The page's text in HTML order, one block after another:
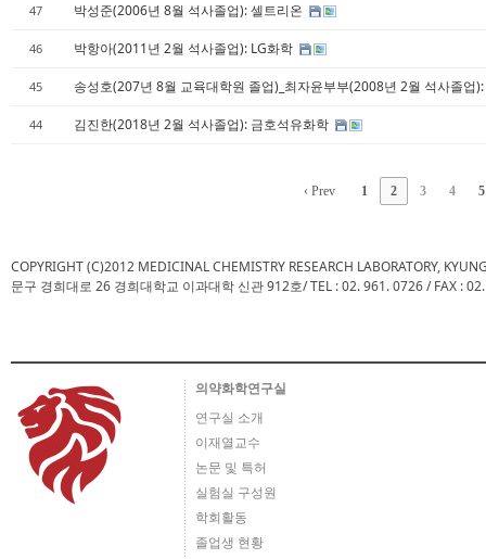
47 박성준(2006년 8월 석사졸업): 셀트리온
46 박항아(2011년 2월 석사졸업): LG화학
45 송성호(207년 8월 교육대학원 졸업)_최자윤부부(2008년 2월 석사졸업
44 김진한(2018년 2월 석사졸업): 금호석유화학
‹ Prev 1 2 3 4 5
COPYRIGHT (C)2012 MEDICINAL CHEMISTRY RESEARCH LABORATORY,
문구 경희대로 26 경희대학교 이과대학 신관 912호/ TEL : 02. 961. 0726 / FAX :
의약화학연구실
연구실 소개
이재열교수
논문 및 특허
실험실 구성원
학회활동
졸업생 현황